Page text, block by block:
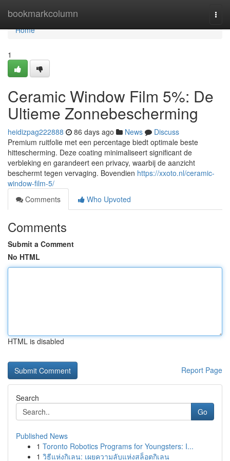
bookmarkcolumn
Home
Home
1
Ceramic Window Film 5%: De
Ultieme Zonnebescherming
heidizpag222888 86 days ago News
Discuss
Premium ruitfolie met een percentage biedt optimale beste
hittescherming. Deze coating minimaliseert significant de
verbleking en garandeert een privacy, waarbij de aanzicht
beschermt tegen vervaging. Bovendien https://xxoto.nl/ceramic-
window-film-5/
Comments
Who Upvoted
Comments
Submit a Comment
No HTML
HTML is disabled
Report Page
Search
Go
Published News
1 Toronto Robotics Programs for Youngsters: I...
1 วิธีแห่งกิเลน: เผยความลับแห่งสล็อตกิเลน